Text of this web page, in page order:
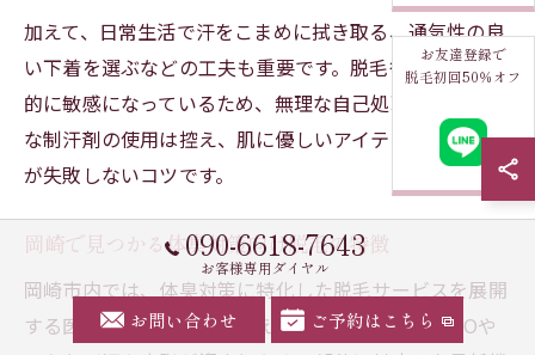
加えて、日常生活で汗をこまめに拭き取る、通気性の良
い下着を選ぶなどの工夫も重要です。脱毛後の肌は一時
的に敏感になっているため、無理な自己処理やケミカル
な制汗剤の使用は控え、肌に優しいアイテムを選ぶこと
が失敗しないコツです。
岡崎で見つかる体臭対策向け脱毛の特徴
岡崎市内では、体臭対策に特化した脱毛サービスを展開
する医療機関やサロンが増えています。例えば、VIOや
お友達登録で
脱毛初回50％オフ
090-6618-7643
お客様専用ダイヤル
お問い合わせ ご予約はこちら